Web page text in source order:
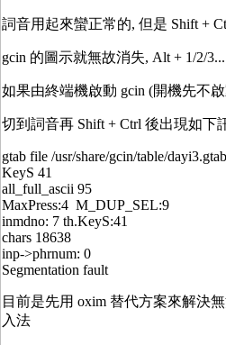
詞音用起來蠻正常的, 但是 Shift +
gcin 的圖示就無故消失, Alt + 1/2/
如果由終端機啟動 gcin (開機先不
切到詞音再 Shift + Ctrl 後出現如下
gtab file /usr/share/gcin/table/dayi3.gtab
KeyS 41
all_full_ascii 95
MaxPress:4 M_DUP_SEL:9
inmdno: 7 th.KeyS:41
chars 18638
inp->phrnum: 0
Segmentation fault
目前是先用 oxim 替代方案來解決
入法